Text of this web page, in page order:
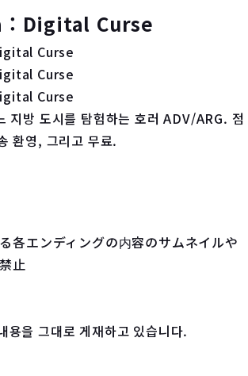
: Digital Curse
지방 도시를 탐험하는 호러 ADV/ARG. 점
환영, 그리고 무료.
各エンディングの内容のサムネイルや
止
을 그대로 게재하고 있습니다.